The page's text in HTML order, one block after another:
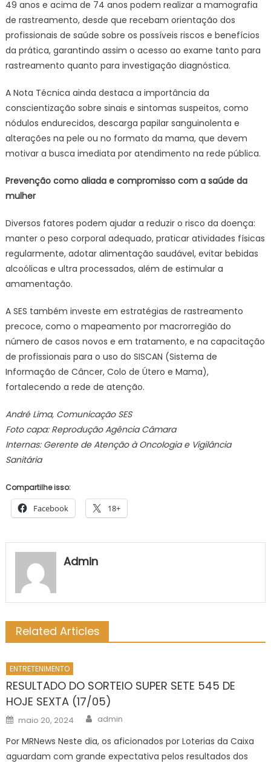
49 anos e acima de 74 anos podem realizar a mamografia
de rastreamento, desde que recebam orientação dos
profissionais de saúde sobre os possíveis riscos e benefícios
da prática, garantindo assim o acesso ao exame tanto para
rastreamento quanto para investigação diagnóstica.
A Nota Técnica ainda destaca a importância da
conscientização sobre sinais e sintomas suspeitos, como
nódulos endurecidos, descarga papilar sanguinolenta e
alterações na pele ou no formato da mama, que devem
motivar a busca imediata por atendimento na rede pública.
Prevenção como aliada e compromisso com a saúde da
mulher
Diversos fatores podem ajudar a reduzir o risco da doença:
manter o peso corporal adequado, praticar atividades físicas
regularmente, adotar alimentação saudável, evitar bebidas
alcoólicas e ultra processados, além de estimular a
amamentação.
A SES também investe em estratégias de rastreamento
precoce, como o mapeamento por macrorregião do
número de casos novos e em tratamento, e na capacitação
de profissionais para o uso do SISCAN (Sistema de
Informação de Câncer, Colo de Útero e Mama),
fortalecendo a rede de atenção.
André Lima, Comunicação SES
Foto capa: Reprodução Agência Câmara
Internas: Gerente de Atenção à Oncologia e Vigilância
Sanitária
Compartilhe isso:
Facebook 18+
Admin
Related Articles
ENTRETENIMENTO
RESULTADO DO SORTEIO SUPER SETE 545 DE
HOJE SEXTA (17/05)
Posted
on
maio 20, 2024 Author
admin
Por MRNews Neste dia, os aficionados por Loterias da Caixa
aguardam com grande expectativa pelos resultados dos